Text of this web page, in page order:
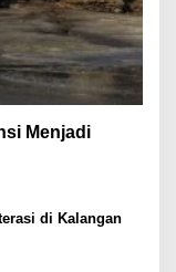
Menjadi
di Kalangan